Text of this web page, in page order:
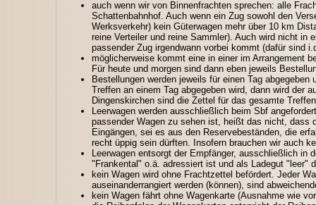
auch wenn wir von Binnenfrachten sprechen: alle
Schattenbahnhof. Auch wenn ein Zug sowohl den
Werksverkehr) kein Güterwagen mehr über 10 km
reine Verteiler und reine Sammler). Auch wird nicht in
passender Zug irgendwann vorbei kommt (dafür sind
möglicherweise kommt eine in einer im Arrangement
Für heute und morgen sind dann eben jeweils
Bestellungen werden jeweils für einen Tag
Treffen an einem Tag abgegeben wird, dann wird der
Dingenskirchen sind die Zettel für das gesamte
Leerwagen werden ausschließlich beim Sbf
passender Wagen zu sehen ist, heißt das nicht, dass
Eingängen, sei es aus den Reservebeständen, die
recht üppig sein dürften. Insofern brauchen wir auch
Leerwagen entsorgt der Empfänger, ausschließlich
"Frankental" o.ä. adressiert ist und als Ladegut "leer"
kein Wagen wird ohne Frachtzettel befördert. Jeder
auseinanderrangiert werden (können), sind
kein Wagen fährt ohne Wagenkarte (Ausnahme wie